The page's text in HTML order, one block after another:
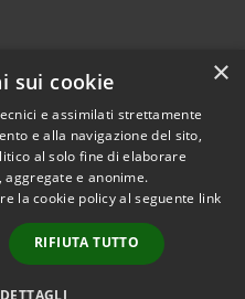
Copyright © 2026 • Comune di
Municipium•
Accesso
redazione
×
sui cookie
e assimilati strettamente
e alla navigazione del sito,
al solo fine di elaborare
e anonime.
la cookie policy al seguente link
RIFIUTA TUTTO